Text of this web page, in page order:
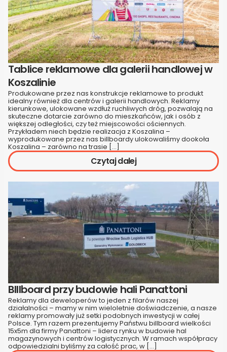
Tablice reklamowe dla galerii handlowej w
Koszalinie
Produkowane przez nas konstrukcje reklamowe to produkt
idealny również dla centrów i galerii handlowych. Reklamy
kierunkowe, ulokowane wzdłuż ruchliwych dróg, pozwalają na
skuteczne dotarcie zarówno do mieszkańców, jak i osób z
większej odległości, czy też miejscowości ościennych.
Przykładem niech będzie realizacja z Koszalina –
wyprodukowane przez nas billboardy ulokowaliśmy dookoła
Koszalina – zarówno na trasie […]
Czytaj dalej
BIllboard przy budowie hali Panattoni
Reklamy dla deweloperów to jeden z filarów naszej
działalności – mamy w nim wieloletnie doświadczenie, a nasze
reklamy promowały już setki podobnych inwestycji w całej
Polsce. Tym razem prezentujemy Państwu billboard wielkości
15x5m dla firmy Panattoni – lidera rynku w budowie hal
magazynowych i centrów logistycznych. W ramach współpracy
odpowiedzialni byliśmy za całość prac, w […]